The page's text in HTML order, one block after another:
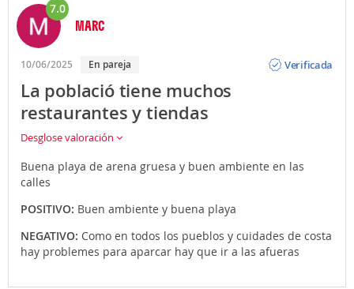
7.0
MARC
10/06/2025 En pareja
Verificada
La població tiene muchos
restaurantes y tiendas
Desglose valoración
Buena playa de arena gruesa y buen ambiente en las
calles
POSITIVO: Buen ambiente y buena playa
NEGATIVO: Como en todos los pueblos y cuidades de costa
hay problemes para aparcar hay que ir a las afueras